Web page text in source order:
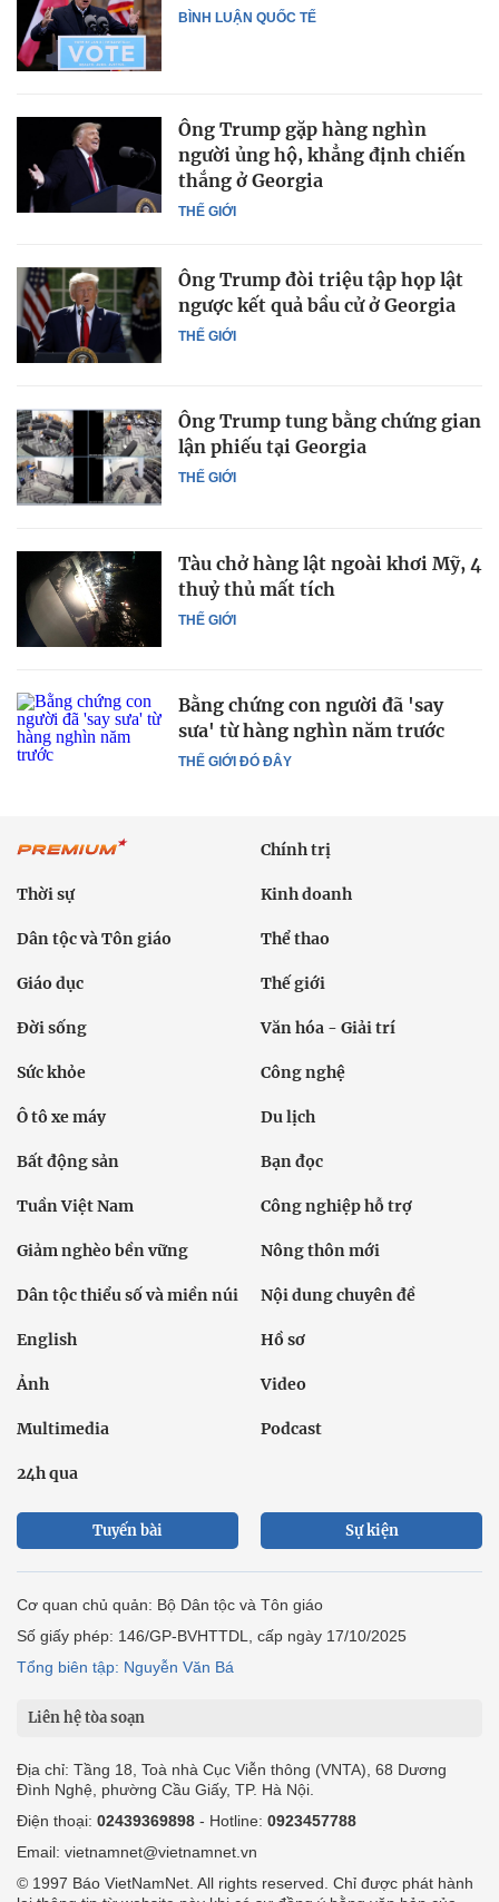
BÌNH LUẬN QUỐC TẾ
THẾ GIỚI
Ông Trump gặp hàng nghìn
người ủng hộ, khẳng định chiến
thắng ở Georgia
THẾ GIỚI
Ông Trump đòi triệu tập họp lật
ngược kết quả bầu cử ở Georgia
THẾ GIỚI
Ông Trump tung bằng chứng gian
lận phiếu tại Georgia
THẾ GIỚI
Tàu chở hàng lật ngoài khơi Mỹ, 4
thuỷ thủ mất tích
THẾ GIỚI ĐÓ ĐÂY
Bằng chứng con người đã 'say
sưa' từ hàng nghìn năm trước
Chính trị
Thời sự Kinh doanh
Dân tộc và Tôn giáo Thể thao
Giáo dục Thế giới
Đời sống Văn hóa - Giải trí
Sức khỏe Công nghệ
Ô tô xe máy Du lịch
Bất động sản Bạn đọc
Tuần Việt Nam Công nghiệp hỗ trợ
Giảm nghèo bền vững Nông thôn mới
Dân tộc thiểu số và miền núi Nội dung chuyên đề
English Hồ sơ
Ảnh Video
Multimedia Podcast
24h qua
Tuyến bài Sự kiện
Cơ quan chủ quản: Bộ Dân tộc và Tôn giáo
Số giấy phép: 146/GP-BVHTTDL, cấp ngày 17/10/2025
Tổng biên tập: Nguyễn Văn Bá
Liên hệ tòa soạn
Địa chỉ: Tầng 18, Toà nhà Cục Viễn thông (VNTA), 68 Dương
Đình Nghệ, phường Cầu Giấy, TP. Hà Nội.
Điện thoại: 02439369898 - Hotline: 0923457788
Email: vietnamnet@vietnamnet.vn
© 1997 Báo VietNamNet. All rights reserved. Chỉ được phát hành